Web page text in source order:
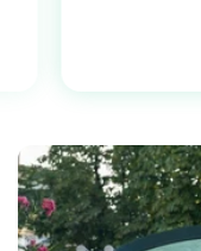
C
o
n